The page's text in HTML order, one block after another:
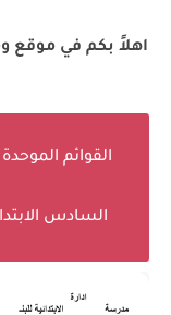
اهلاً بكم في موقع
القوائم
السادس الابتدائي